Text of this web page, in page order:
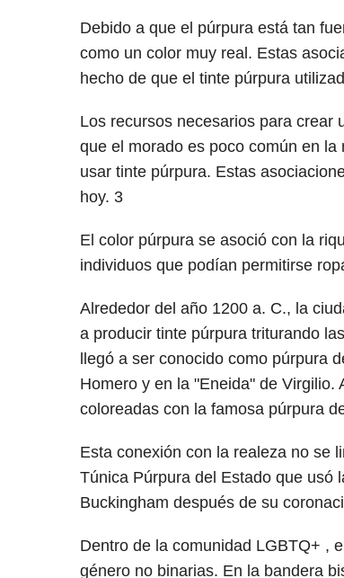
Debido a que el púrpura está tan
como un color muy real. Estas
hecho de que el tinte púrpura
Los recursos necesarios para crear
que el morado es poco común en
usar tinte púrpura. Estas
hoy. 3
El color púrpura se asoció con la
individuos que podían permitirse
Alrededor del año 1200 a. C., la
a producir tinte púrpura triturando
llegó a ser conocido como púrpura
Homero y en la "Eneida" de
coloreadas con la famosa púrpura
Esta conexión con la realeza no se
Túnica Púrpura del Estado que usó
Buckingham después de su
Dentro de la comunidad LGBTQ+ ,
género no binarias. En la bandera